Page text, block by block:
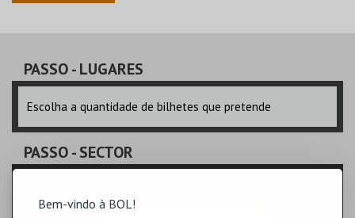
Bem-vindo à BOL!
PASSO- LUGARES
Escolha a quantidade de bilhetes que pretende
PASSO- SECTOR